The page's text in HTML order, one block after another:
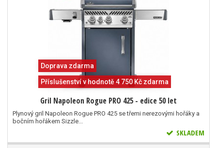
Doprava zdarma
Příslušenství v hodnotě 4 750 Kč zdarma
Gril Napoleon Rogue PRO 425 - edice 50 let
Plynový gril Napoleon Rogue PRO 425 se třemi nerezovými hořáky a
bočním hořákem Sizzle...
SKLADEM